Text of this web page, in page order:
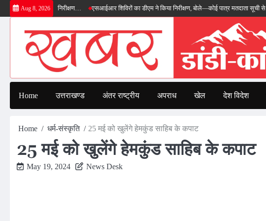
Skip
to
Aug 8, 2026
डीएम ने किया निरीक्षण… एसआईआर शिविरों का डीएम ने किया निरीक्षण, बोले—कोई पात्र मतदाता सूची से न छूटे…
Home उत्तराखण्ड अंतर राष्ट्रीय अपराध खेल देश विदेश
Home धर्म-संस्कृति 25 मई को खुलेंगे हेमकुंड साहिब के कपाट
25 मई को खुलेंगे हेमकुंड साहिब के कपाट
May 19, 2024 News Desk